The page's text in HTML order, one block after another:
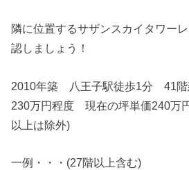
隣に位置するサザンスカイタワー
認しましょう！
2010年築 八王子駅徒歩1分 41
230万円程度 現在の坪単価240万
以上は除外)
一例・・・(27階以上含む)